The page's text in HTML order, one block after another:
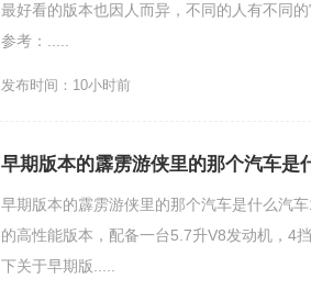
最好看的版本也因人而异，不同的人有不同
参考：.....
发布时间：10小时前
早期版本的霹雳游侠里的那个汽车是
早期版本的霹雳游侠里的那个汽车是什么汽
的高性能版本，配备一台5.7升V8发动机，4
下关于早期版.....